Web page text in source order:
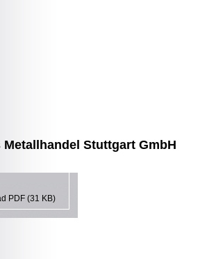
Metallhandel Stuttgart GmbH
PDF (31 KB)